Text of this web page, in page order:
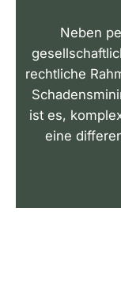
Neben
rechtliche
ist es,
eine